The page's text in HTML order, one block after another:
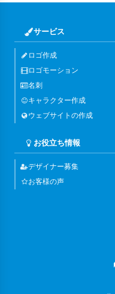
サービス
ロゴ作成
ロゴモーション
名刺
キャラクター作成
ウェブサイトの作成
お役立ち情報
デザイナー募集
お客様の声